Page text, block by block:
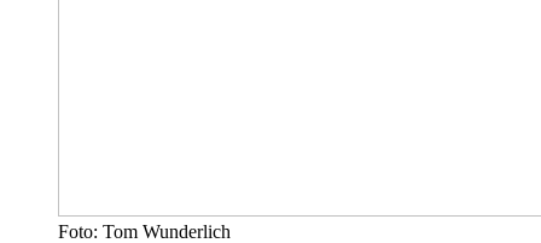
Foto: Tom Wunderlich